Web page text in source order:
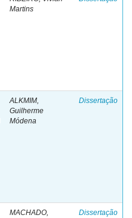
Martins
ALKMIM,
Guilherme
Módena
Dissertação
MACHADO,
Dissertação